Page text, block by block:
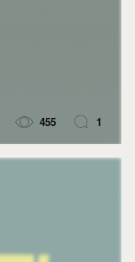
455 1